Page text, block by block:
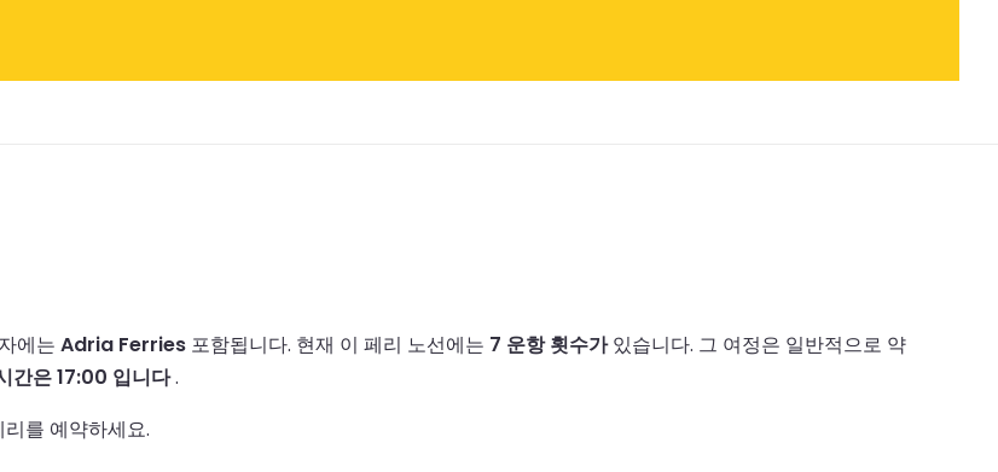
에는 Adria Ferries 포함됩니다. 현재 이 페리 노선에는 7 운항 횟수가있습니다. 그 여정은 일반적으로 약
간은 17:00 입니다.
를 예약하세요.